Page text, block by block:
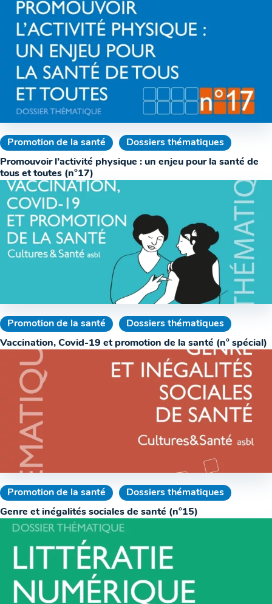
Promotion de la santé
Dossiers thématiques
Promouvoir l’activité physique : un enjeu pour la santé de
tous et toutes (n°17)
Promotion de la santé
Dossiers thématiques
Vaccination, Covid-19 et promotion de la santé (n° spécial)
Promotion de la santé
Dossiers thématiques
Genre et inégalités sociales de santé (n°15)